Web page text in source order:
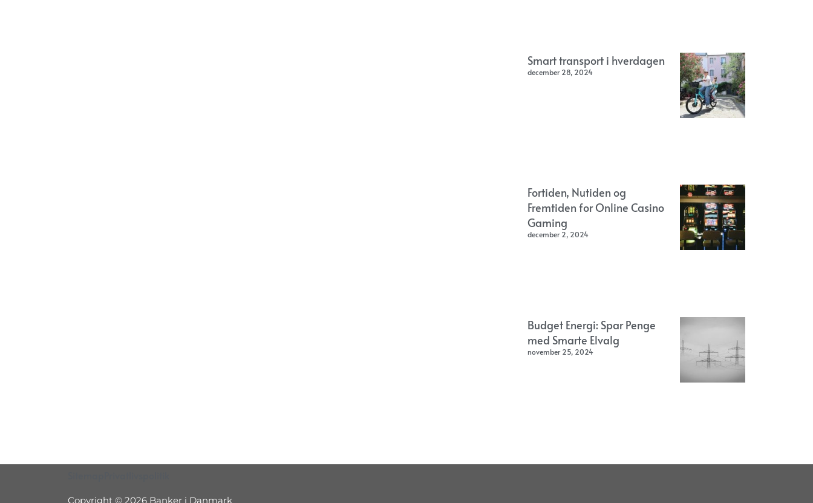
Smart transport i hverdagen
december 28, 2024
Fortiden, Nutiden og
Fremtiden for Online Casino
Gaming
december 2, 2024
Budget Energi: Spar Penge
med Smarte Elvalg
november 25, 2024
Copyright © 2026 Banker i Danmark